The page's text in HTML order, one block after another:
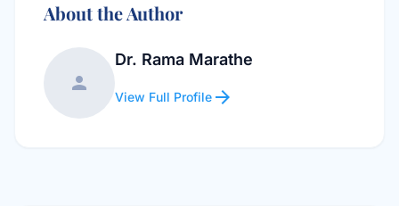
About the Author
person
Dr. Rama Marathe
View Full Profile arrow_forward